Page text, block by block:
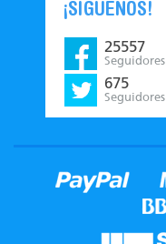
¡SÍGUENOS!
25557
Seguidores
675
Seguidores